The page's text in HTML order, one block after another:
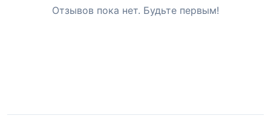
Отзывов пока нет. Будьте первым!